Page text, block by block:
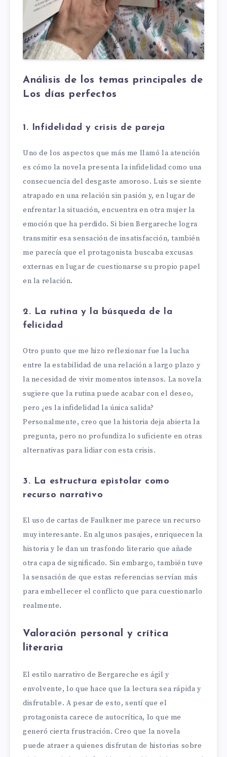
Análisis de los temas principales de
Los días perfectos
1. Infidelidad y crisis de pareja
Uno de los aspectos que más me llamó la atención
es cómo la novela presenta la infidelidad como una
consecuencia del desgaste amoroso. Luis se siente
atrapado en una relación sin pasión y, en lugar de
enfrentar la situación, encuentra en otra mujer la
emoción que ha perdido. Si bien Bergareche logra
transmitir esa sensación de insatisfacción, también
me parecía que el protagonista buscaba excusas
externas en lugar de cuestionarse su propio papel
en la relación.
2. La rutina y la búsqueda de la
felicidad
Otro punto que me hizo reflexionar fue la lucha
entre la estabilidad de una relación a largo plazo y
la necesidad de vivir momentos intensos. La novela
sugiere que la rutina puede acabar con el deseo,
pero ¿es la infidelidad la única salida?
Personalmente, creo que la historia deja abierta la
pregunta, pero no profundiza lo suficiente en otras
alternativas para lidiar con esta crisis.
3. La estructura epistolar como
recurso narrativo
El uso de cartas de Faulkner me parece un recurso
muy interesante. En algunos pasajes, enriquecen la
historia y le dan un trasfondo literario que añade
otra capa de significado. Sin embargo, también tuve
la sensación de que estas referencias servían más
para embellecer el conflicto que para cuestionarlo
realmente.
Valoración personal y crítica
literaria
El estilo narrativo de Bergareche es ágil y
envolvente, lo que hace que la lectura sea rápida y
disfrutable. A pesar de esto, sentí que el
protagonista carece de autocrítica, lo que me
generó cierta frustración. Creo que la novela
puede atraer a quienes disfrutan de historias sobre